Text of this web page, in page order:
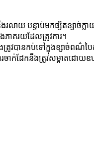
លាយ បន្ទាប់មកផ្សិតខ្សាច់ក្ល
ភាគរយដែលត្រូវការ។
ត្រូវបានកប់ទៅក្នុងខ្សាច់ព
ការ​ចាក់​ដែក​នឹង​ត្រូវ​សម្អាត​ដ